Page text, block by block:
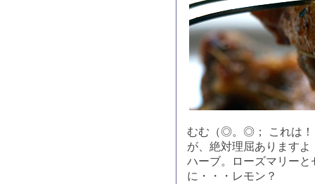
むむ（◎。◎； これは！
が、絶対理屈ありますよ
ハーブ。ローズマリー
に・・・レモン？